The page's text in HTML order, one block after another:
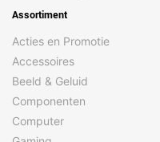
Assortiment
Acties en Promotie
Accessoires
Beeld & Geluid
Componenten
Computer